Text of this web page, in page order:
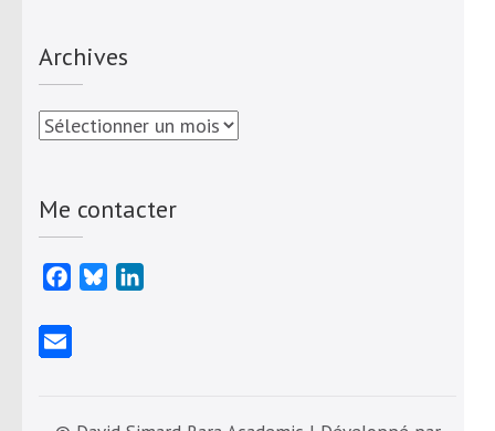
Archives
Archives
Me contacter
Facebook
Bluesky